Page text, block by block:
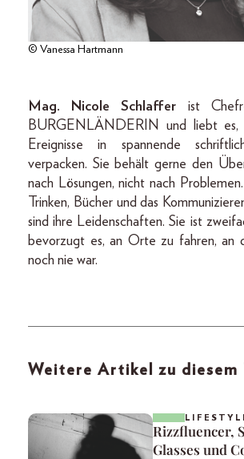
© Vanessa Hartmann
Mag. Nicole Schlaffer ist
BURGENLÄNDERIN und liebt es,
Ereignisse in spannende
verpacken. Sie behält gerne den
nach Lösungen, nicht nach
Trinken, Bücher und das
sind ihre Leidenschaften. Sie ist
bevorzugt es, an Orte zu fahren, an
noch nie war.
Weitere Artikel zu diesem
Rizzfluencer,
Glasses und